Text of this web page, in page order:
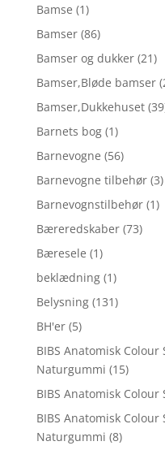
Bamse (1)
Bamser (86)
Bamser og dukker (21)
Bamser,Bløde bamser
Bamser,Dukkehuset
Barnets bog (1)
Barnevogne (56)
Barnevogne tilbehør (3)
Barnevognstilbehør (1)
Bæreredskaber (73)
Bæresele (1)
beklædning (1)
Belysning (131)
BH'er (5)
BIBS Anatomisk Colour
Naturgummi (15)
BIBS Anatomisk Colour
BIBS Anatomisk Colour
Naturgummi (8)